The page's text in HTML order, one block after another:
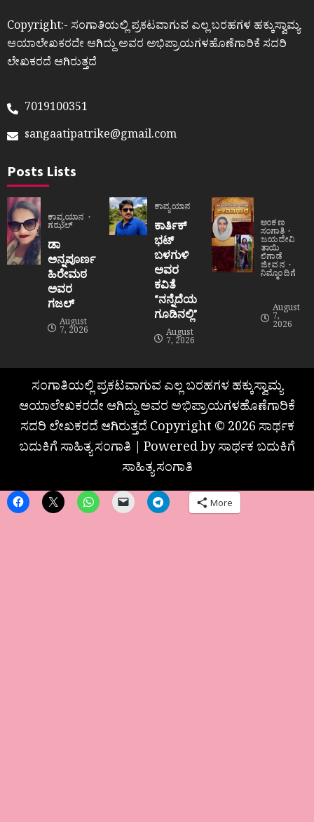
Copyright:- ಸಂಗಾತಿಯಲ್ಲಿ ಪ್ರಕಟವಾಗುವ ಎಲ್ಲ ಬರಹಗಳ ಹಕ್ಕುಸ್ವಾಮ್ಯ
ಆಯಾಲೇಖಕರದೇ ಆಗಿದ್ದು ಅವರ ಅಭಿಪ್ರಾಯಗಳಹೊಣೆಗಾರಿಕೆ ಸದರಿ
ಲೇಖಕರದೆ ಆಗಿರುತ್ತದೆ
7019100351
sangaatipatrike@gmail.com
Posts Lists
ಕಾವ್ಯಯಾನ
ಗಝಲ್
ಡಾ
ಅನ್ನಪೂರ್ಣ
ಹಿರೇಮಠ
ಅವರ
ಗಜಲ್
August
7, 2026
ಕಾವ್ಯಯಾನ
ಕಾರ್ತಿಕ್
ಭಟ್
ಬಳಗುಳಿ
ಅವರ
ಕವಿತೆ
“ನನ್ನೆದೆಯ
ಗೂಡಿನಲ್ಲಿ”
August
7, 2026
ಅಂಕಣ
ಸಂಗಾತಿ
ಜಯದೇವಿ
ತಾಯಿ
ಲಿಗಾಡೆ
ಜೀವನ
ನಿಮ್ಮೊಂದಿಗೆ
August
7,
2026
ಸಂಗಾತಿಯಲ್ಲಿ ಪ್ರಕಟವಾಗುವ ಎಲ್ಲ ಬರಹಗಳ ಹಕ್ಕುಸ್ವಾಮ್ಯ
ಆಯಾಲೇಖಕರದೇ ಆಗಿದ್ದು ಅವರ ಅಭಿಪ್ರಾಯಗಳಹೊಣೆಗಾರಿಕೆ
ಸದರಿ ಲೇಖಕರದೆ ಆಗಿರುತ್ತದೆ Copyright © 2026 ಸಾರ್ಥಕ
ಬದುಕಿಗೆ ಸಾಹಿತ್ಯ ಸಂಗಾತಿ | Powered by ಸಾರ್ಥಕ ಬದುಕಿಗೆ
ಸಾಹಿತ್ಯ ಸಂಗಾತಿ
More